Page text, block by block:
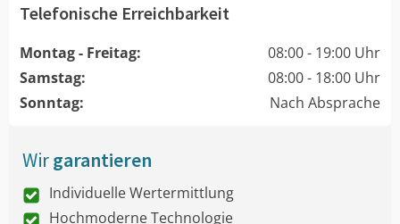
Telefonische Erreichbarkeit
Montag - Freitag:
08:00 - 19:00 Uhr
Samstag:
08:00 - 18:00 Uhr
Sonntag:
Nach Absprache
Wirgarantieren
Individuelle Wertermittlung
Hochmoderne Technologie